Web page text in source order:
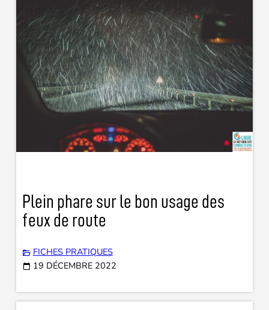
Plein phare sur le bon usage des
feux de route
FICHES PRATIQUES
19 DÉCEMBRE 2022